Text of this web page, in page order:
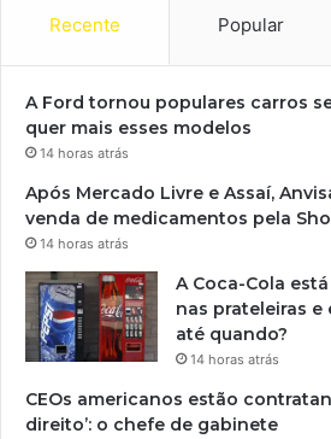
Recente Popular
A Ford tornou populares carros
quer mais esses modelos
14 horas atrás
Após Mercado Livre e Assaí,
venda de medicamentos pela
14 horas atrás
A Coca-Cola
nas prateleiras e
até quando?
14 horas atrás
CEOs americanos estão
direito’: o chefe de gabinete